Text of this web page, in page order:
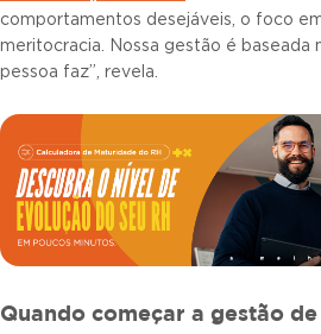
comportamentos desejáveis, o foco
meritocracia. Nossa gestão é baseada
pessoa faz”, revela.
Quando começar a gestão